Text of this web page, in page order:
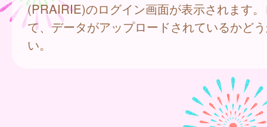
(PRAIRIE)のログイン画面が表示されます
て、データがアップロードされているかど
い。